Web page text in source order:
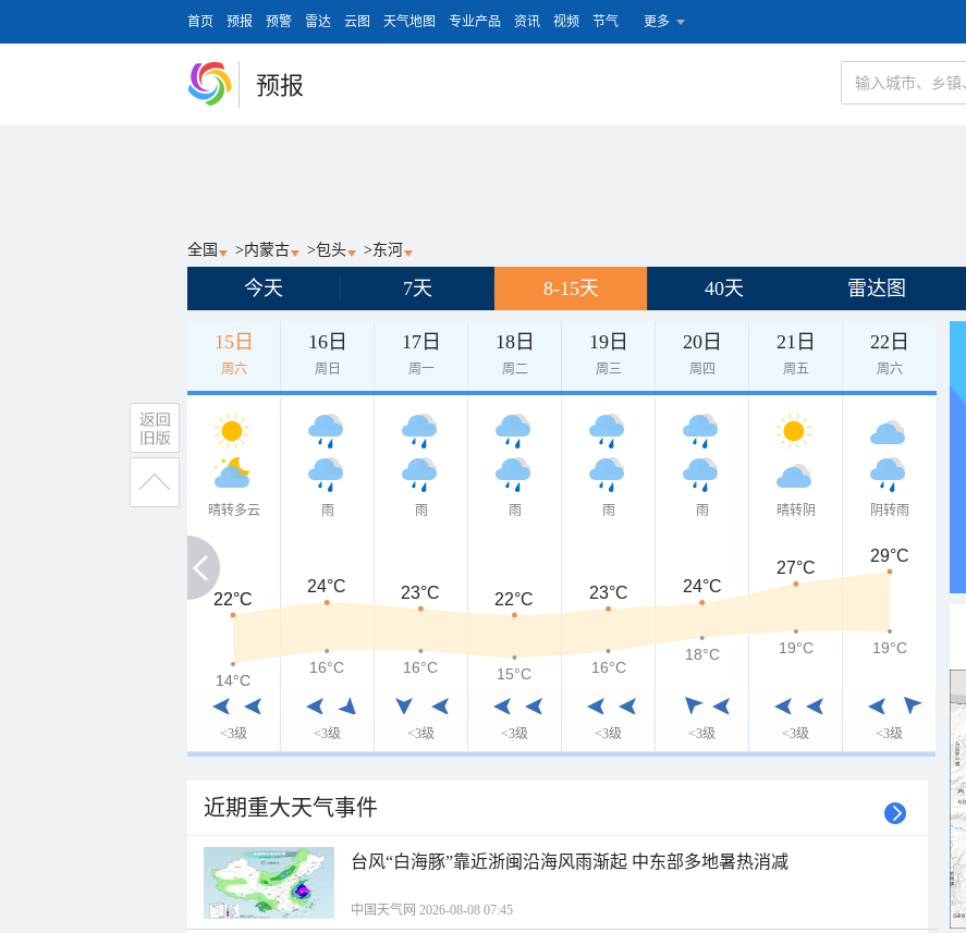
首页 预报 预警 雷达 云图 天气地图 专业产品 资讯 视频 节气 更多
预报
全国 >内蒙古 >包头 >东河
今天 7天 8-15天 40天 雷达图
15日
周六
16日
周日
17日
周一
18日
周二
19日
周三
20日
周四
21日
周五
22日
周六
晴转多云
<3级
雨
<3级
雨
<3级
雨
<3级
雨
<3级
雨
<3级
晴转阴
<3级
阴转雨
<3级
22°C
22°C
24°C 23°C 22°C 23°C 24°C
27°C
29°C
14°C
14°C
16°C 16°C 15°C 16°C
18°C 19°C 19°C
近期重大天气事件
台风“白海豚”靠近浙闽沿海风雨渐起 中东部多地暑热消减
中国天气网 2026-08-08 07:45